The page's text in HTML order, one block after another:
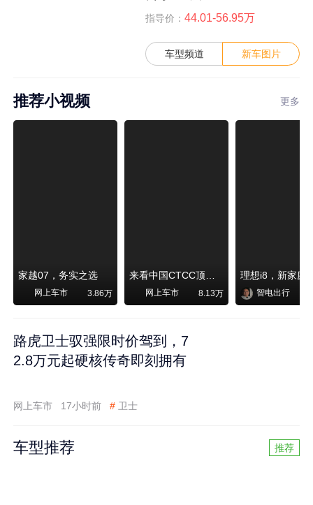
指导价： 44.01-56.95万
车型频道 新车图片
推荐小视频 更多
家越07，务实之选
网上车市 3.86万
来看中国CTCC顶级赛事艾瑞泽8 pro赛车如何脱颖而出
网上车市 8.13万 智电出行
路虎卫士驭强限时价驾到，7
2.8万元起硬核传奇即刻拥有
网上车市 17小时前 # 卫士
车型推荐 推荐